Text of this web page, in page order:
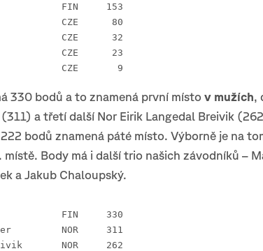
15 Inka Nurminen 		FIN 	153
28. Lucie Dittrichová		CZE	 80
52. Jana Peterová		CZE	 23
62. Lucie Semíková		CZE    	  9
330 bodů a to znamená první místo v mužích,
(311) a třetí další Nor Eirik Langedal Breivik
bodů znamená páté místo. Výborně je na
místě. Body má i další trio našich závodníků –
a Jakub Chaloupský.
1 Tuomas Heikkila 		FIN 	330
2 Kasper Harlem Fosser 	NOR 	311
3 Eirik Langedal Breivik 	NOR 	262